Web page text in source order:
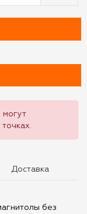
могут
Доставка
без